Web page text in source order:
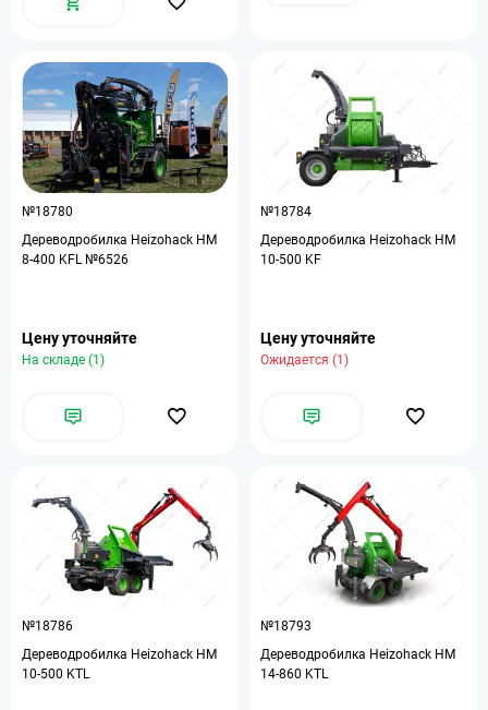
№18780
Дереводробилка Heizohack HM
8-400 KFL №6526
Цену уточняйте
На складе (1)
№18784
Дереводробилка Heizohack HM
10-500 KF
Цену уточняйте
Ожидается (1)
№18786
Дереводробилка Heizohack HM
10-500 KTL
№18793
Дереводробилка Heizohack HM
14-860 KTL